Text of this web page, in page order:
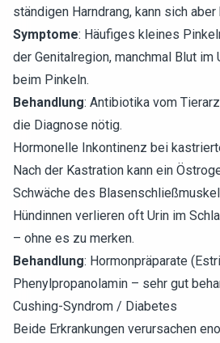
ständigen Harndrang, kann sich
Symptome: Häufiges kleines
der Genitalregion, manchmal Blut im
beim Pinkeln.
Behandlung: Antibiotika vom
die Diagnose nötig.
Hormonelle Inkontinenz bei
Nach der Kastration kann ein
Schwäche des
Hündinnen verlieren oft Urin im
– ohne es zu merken.
Behandlung: Hormonpräparate
Phenylpropanolamin – sehr gut
Cushing-Syndrom / Diabetes
Beide Erkrankungen verursachen